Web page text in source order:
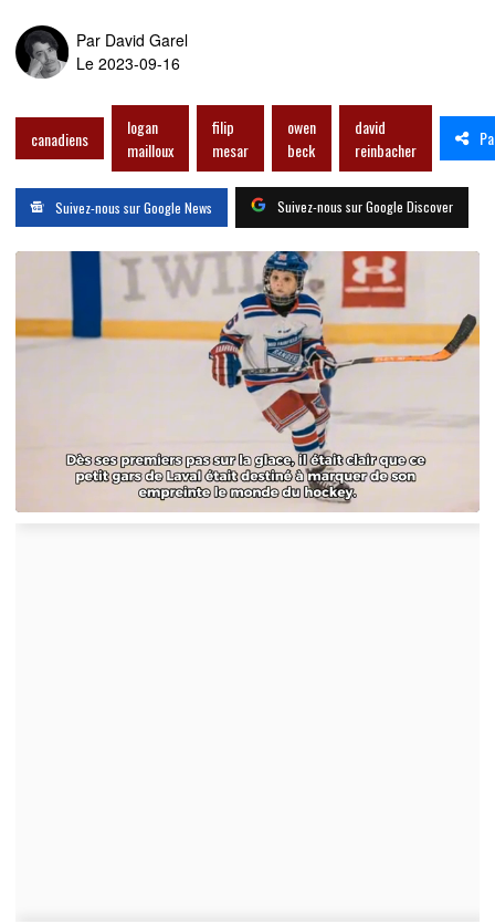
Par David Garel
Le 2023-09-16
canadiens
logan
mailloux
filip
mesar
owen
beck
david
reinbacher
Suivez-nous sur Google News Suivez-nous sur Google Discover